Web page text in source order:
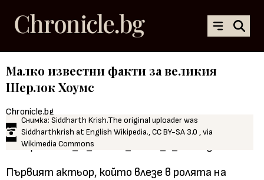
Малко известни факти за великия
Шерлок Хоумс
Chronicle.bg
02.03.2021, 14:03
Снимка: Siddharth Krish.The original uploader was
Siddharthkrish at English Wikipedia., CC BY-SA 3.0 , via
Wikimedia Commons
Първият актьор, който влезе в ролята на